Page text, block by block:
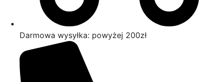
Darmowa wysyłka: powyżej 200zł